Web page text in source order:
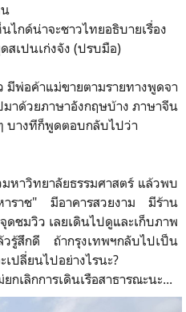
น
กด์น่าจะชาวไทยอธิบายเรื่อง
สเปนเก่งจัง (ปรบมือ)
พ่อค้าแม่ขายตามรายทางพูดจา
าด้วยภาษาอังกฤษบ้าง ภาษาจีน
บางทีก็พูดตอบกลับไปว่า
าวิทยาลัยธรรมศาสตร์ แล้วพบ
าราช" มีอาคารสวยงาม มีร้าน
ดชมวิว เลยเดินไปดูและเก็บภาพ
รู้สึกดี ถ้ากรุงเทพฯกลับไปเป็น
เปลี่ยนไปอย่างไรนะ?
เลิกการเดินเรือสาธารณะนะ...